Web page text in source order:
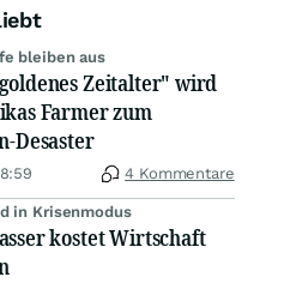
bleiben aus
Zeitalter" wird
Farmer zum
Desaster
4 Kommentare
in Krisenmodus
kostet Wirtschaft